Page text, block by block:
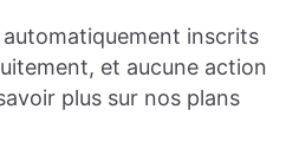
inscrits
et aucune action
plus sur nos plans